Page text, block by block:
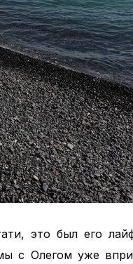
это был его
с Олегом уже